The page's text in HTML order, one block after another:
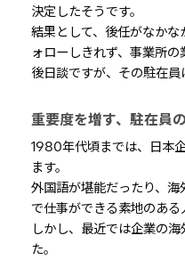
決定したそうです。
結果として、後任がなか
ォローしきれず、事業所の
後日談ですが、その駐在
重要度を増す、駐在員
1980年代頃までは、日本
ます。
外国語が堪能だったり、
で仕事ができる素地のある
しかし、最近では企業の
た。